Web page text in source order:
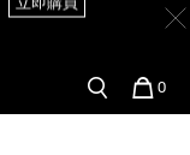
立即購買
您
0